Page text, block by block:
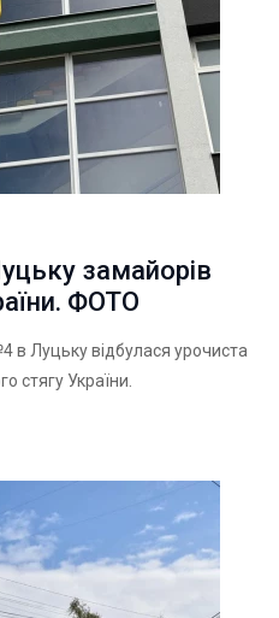
замайорів
ФОТО
в Луцьку відбулася урочиста
стягу України.